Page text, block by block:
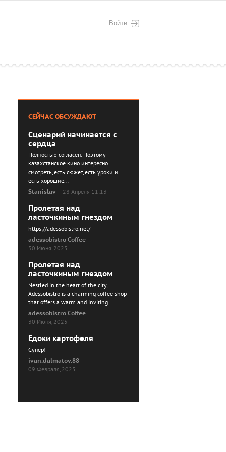
Войти
СЕЙЧАС ОБСУЖДАЮТ
Сценарий начинается с
сердца
Полностью согласен. Поэтому
казахстанское кино интересно
смотреть, есть сюжет, есть уроки и
есть хорошие...
Stanislav
28 Апреля 11:13
Пролетая над
ласточкиным гнездом
https://adessobistro.net/
adessobistro Coffee
30 Июня, 2025
Пролетая над
ласточкиным гнездом
Nestled in the heart of the city,
Adessobistro is a charming coffee shop
that offers a warm and inviting...
adessobistro Coffee
30 Июня, 2025
Едоки картофеля
Cупер!
ivan.dalmatov.88
09 Февраля, 2025